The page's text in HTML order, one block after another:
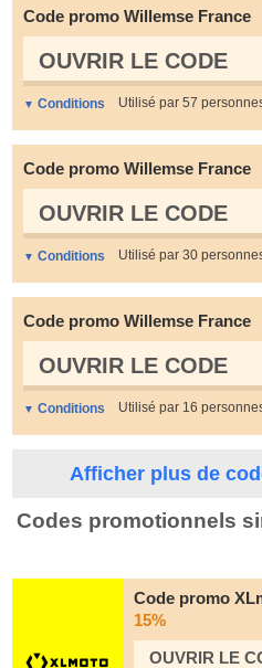
Code promo Willemse France
OUVRIR LE СODE
Conditions Utilisé par 57
Code promo Willemse France
OUVRIR LE СODE
Conditions Utilisé par 30
Code promo Willemse France
OUVRIR LE СODE
Conditions Utilisé par 16
Afficher plus de
Codes promotionnels
Code promo
15%
OUVRIR LE